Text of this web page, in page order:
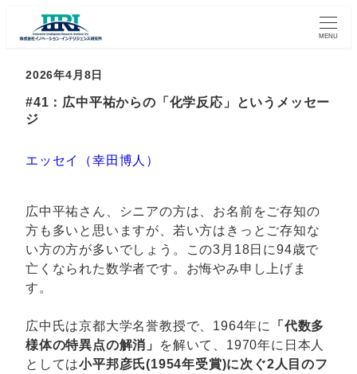
MENU
2026年4月8日
#41：広中平祐からの「化学反応」というメッセー
ジ
エッセイ（幸田博人）
広中平祐さん、シニアの方は、お名前をご存知の
方も多いと思いますが、若い方はきっとご存知な
い方の方が多いでしょう。この3月18日に94歳で
亡くなられた数学者です。お悔やみ申し上げま
す。
広中氏は京都大学名誉教授で、1964年に
「代数多
様体の特異点の解消」
を解いて、1970年に日本人
としては小平邦彦氏(1954年受賞)に次ぐ2人目のフ